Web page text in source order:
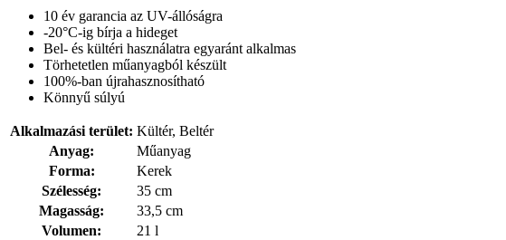
10 év garancia az UV-állóságra
-20°C-ig bírja a hideget
Bel- és kültéri használatra egyaránt alkalmas
Törhetetlen műanyagból készült
100%-ban újrahasznosítható
Könnyű súlyú
Alkalmazási terület: Kültér, Beltér
Anyag:
Műanyag
Forma:
Kerek
Szélesség:
35 cm
Magasság:
33,5 cm
Volumen:
21 l